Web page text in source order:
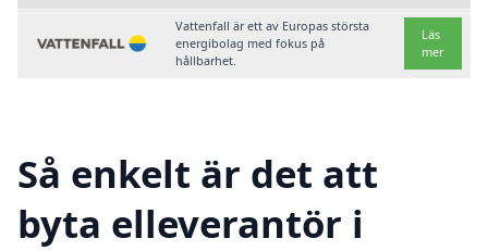
Vattenfall är ett av Europas största
energibolag med fokus på
hållbarhet.
Läs
mer
Så enkelt är det att
byta elleverantör i